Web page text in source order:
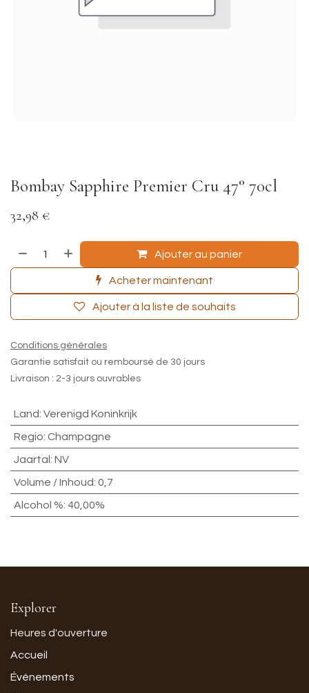
Bombay Sapphire Premier Cru 47° 70cl
32,98 €
Ajouter au panier
Acheter maintenant
Ajouter à la liste de souhaits
Conditions générales
Garantie satisfait ou remboursé de 30 jours
Livraison : 2-3 jours ouvrables
Land: Verenigd Koninkrijk
Regio: Champagne
Jaartal : NV
Volume / Inhoud: 0,7
Alcohol %: 40,00%
Explorer
Heures d'ouverture
Accueil
Événements